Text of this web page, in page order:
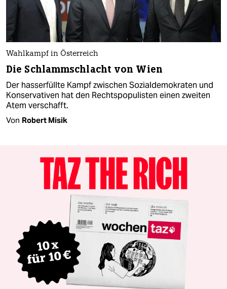
Wahlkampf in Österreich
Die Schlammschlacht von Wien
Der hasserfüllte Kampf zwischen Sozialdemokraten und
Konservativen hat den Rechtspopulisten einen zweiten
Atem verschafft.
Von Robert Misik